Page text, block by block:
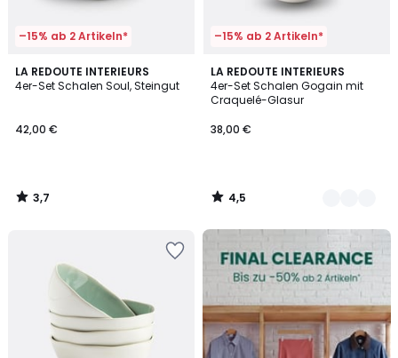
–15% ab 2 Artikeln*
LA REDOUTE INTERIEURS
4er-Set Schalen Soul, Steingut
42,00 €
3,7
/ 5
3,7
/
–15% ab 2 Artikeln*
LA REDOUTE INTERIEURS
4er-Set Schalen Gogain mit
Craquelé-Glasur
38,00 €
4,5
/ 5
3
Farben
4,5
/
FINAL
CLEARANCE